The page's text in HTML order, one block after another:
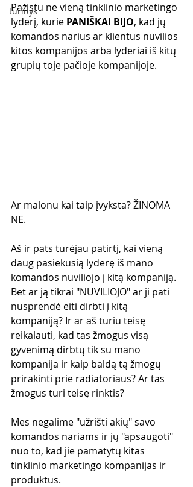
turinys
Pažįstu ne vieną tinklinio marketingo
lyderį, kurie PANIŠKAI BIJO, kad jų
komandos narius ar klientus nuvilios
kitos kompanijos arba lyderiai iš kitų
grupių toje pačioje kompanijoje.
Ar malonu kai taip įvyksta? ŽINOMA
NE.
Aš ir pats turėjau patirtį, kai vieną
daug pasiekusią lyderę iš mano
komandos nuviliojo į kitą kompaniją.
Bet ar ją tikrai "NUVILIOJO" ar ji pati
nusprendė eiti dirbti į kitą
kompaniją? Ir ar aš turiu teisę
reikalauti, kad tas žmogus visą
gyvenimą dirbtų tik su mano
kompanija ir kaip baldą tą žmogų
prirakinti prie radiatoriaus? Ar tas
žmogus turi teisę rinktis?
Mes negalime "užrišti akių" savo
komandos nariams ir jų "apsaugoti"
nuo to, kad jie pamatytų kitas
tinklinio marketingo kompanijas ir
produktus.